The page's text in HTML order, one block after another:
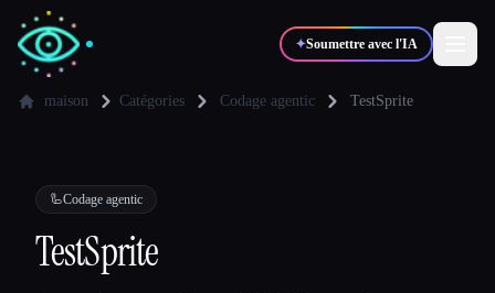
✦Soumettre avec l'IA
💻 Développeurs
maison Catégories Codage agentic TestSprite
🦾Codage agentic
TestSprite